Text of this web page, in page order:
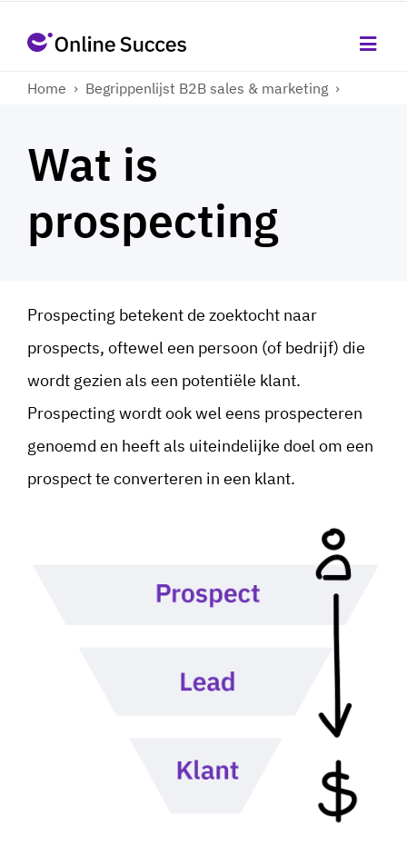
Home › Begrippenlijst B2B sales & marketing ›
Wat is
prospecting
Prospecting betekent de zoektocht naar
prospects, oftewel een persoon (of bedrijf) die
wordt gezien als een potentiële klant.
Prospecting wordt ook wel eens prospecteren
genoemd en heeft als uiteindelijke doel om een
prospect te converteren in een klant.